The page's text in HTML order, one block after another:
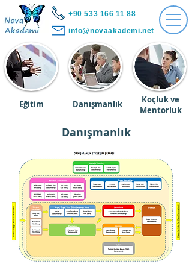
+90 533 166 11 88
info@novaakademi.net
Eğitim Danışmanlık
Koçluk ve
Mentorluk
Danışmanlık